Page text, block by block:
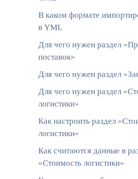
В каком формате
в YML
Для чего нужен раздел
поставок»
Для чего нужен раздел
Для чего нужен раздел
логистики»
Как настроить раздел
логистики»
Как считаются данные в
«Стоимость логистики»